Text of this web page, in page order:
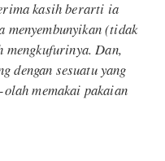
kasih berarti ia
(tidak
Dan,
dengan sesuatu yang
memakai pakaian